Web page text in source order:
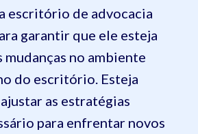
escritório de advocacia
garantir que ele esteja
mudanças no ambiente
do escritório. Esteja
as estratégias
para enfrentar novos